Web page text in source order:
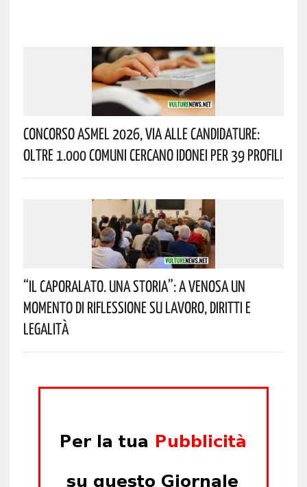
Concorso Asmel 2026, Via Alle Candidature:
Oltre 1.000 Comuni Cercano Idonei Per 39 Profili
“Il Caporalato. Una Storia”: A Venosa Un
Momento Di Riflessione Su Lavoro, Diritti E
Legalità